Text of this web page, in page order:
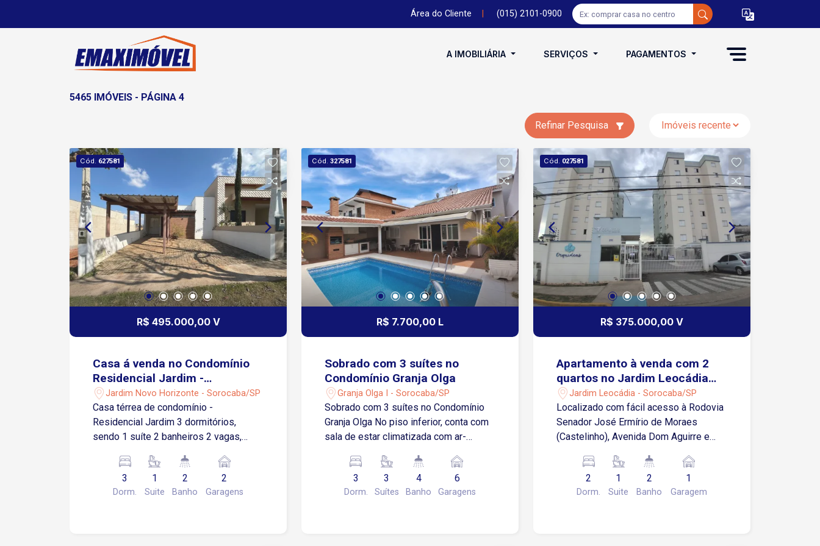
Área do Cliente (015) 2101-0900
A IMOBILIÁRIA SERVIÇOS PAGAMENTOS
5465 IMÓVEIS - PÁGINA 4
Refinar Pesquisa
Cód. 627581
R$ 495.000,00 V
Casa á venda no Condomínio
Residencial Jardim -
Sorocaba/SP
Jardim Novo Horizonte - Sorocaba/SP
Casa térrea de condomínio -
Residencial Jardim 3 dormitórios,
sendo 1 suíte 2 banheiros 2 vagas,
de área útil 154 metros quadrados de
área total
3
Dorm.
1
Suite
2
Banho
2
Garagens
Cód. 327581
R$ 7.700,00 L
Sobrado com 3 suítes no
Condomínio Granja Olga
Granja Olga I - Sorocaba/SP
Sobrado com 3 suítes no Condomínio
Granja Olga No piso inferior, conta com
sala de estar climatizada com ar-
Cozinha funcional, equipada com
armários planejados, cooktop e
despensa Área de serviços com lavabo
3
Dorm.
3
Suítes
4
Banho
6
Garagens
Cód. 027581
R$ 375.000,00 V
Apartamento à venda com 2
quartos no Jardim Leocádia
em Sorocaba/SP
Jardim Leocádia - Sorocaba/SP
Localizado com fácil acesso à Rodovia
Senador José Ermírio de Moraes
(Castelinho), Avenida Dom Aguirre e
faculdades Facens e UNIP, além de
escolas, supermercados, farmácias,
restaurantes e diversos comércios e
2
Dorm.
1
Suite
2
Banho
1
Garagem